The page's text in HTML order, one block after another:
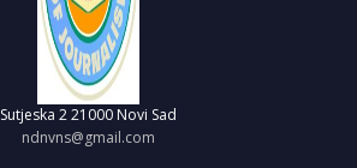
Sutjeska 2 21000 Novi Sad
ndnvns@gmail.com